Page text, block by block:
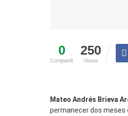
0
Compartit
250
Vistas
Mateo Andrés Brieva
permanecer dos